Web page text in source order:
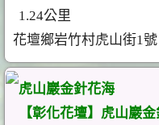
1.24公里
花壇鄉岩竹村虎山街1號
虎山巖金針花海
【彰化花壇】虎山巖